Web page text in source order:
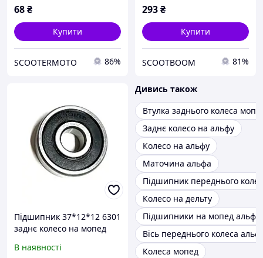
68₴
Купити
SCOOTERMOTO 86%
293₴
Купити
SCOOTBOOM 81%
Підшипник 37*12*12 6301
заднє колесо на мопед
В наявності
Дивись також
Втулка заднього колеса
Заднє колесо на альфу
Колесо на альфу
Маточина альфа
Підшипник переднього
Колесо на дельту
Підшипники на мопед альфа
Вісь переднього колеса
Колеса мопед